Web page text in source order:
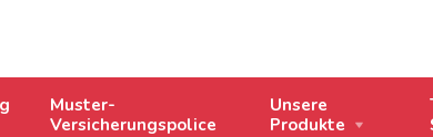
Muster-
Versicherungspolice
Unsere
Produkte